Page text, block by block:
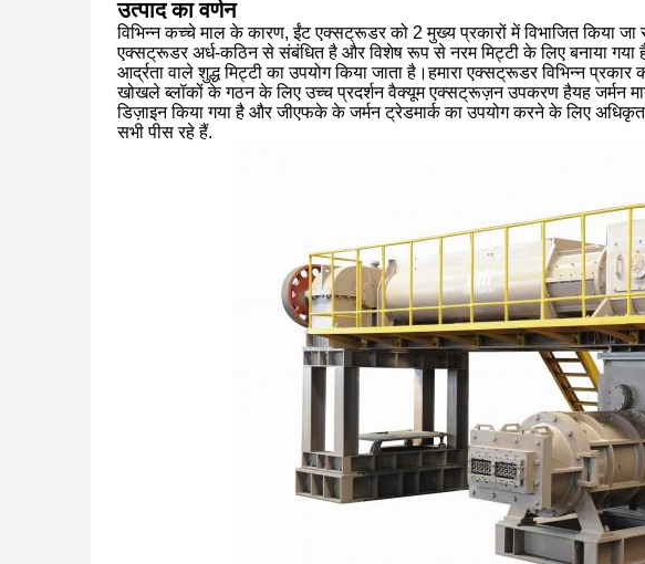
उत्पाद का वर्णन
विभिन्न कच्चे माल के कारण, ईंट एक्सट्रूडर को 2 मुख्य प्रकारों में विभाजित किया
एक्सट्रूडर अर्ध-कठिन से संबंधित है और विशेष रूप से नरम मिट्टी के लिए बनाया
आर्द्रता वाले शुद्ध मिट्टी का उपयोग किया जाता है।हमारा एक्सट्रूडर विभिन्न
खोखले ब्लॉकों के गठन के लिए उच्च प्रदर्शन वैक्यूम एक्सट्रूज़न उपकरण हैयह जर्मन
डिज़ाइन किया गया है और जीएफके के जर्मन ट्रेडमार्क का उपयोग करने के लिए
सभी पीस रहे हैं.